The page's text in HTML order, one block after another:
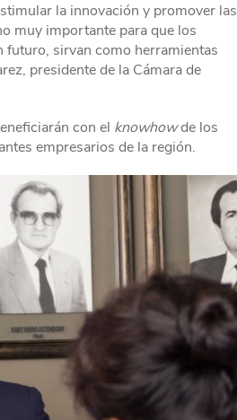
la innovación y promover las
muy importante para que los
futuro, sirvan como herramientas
presidente de la Cámara de
con el knowhowde los
empresarios de la región.